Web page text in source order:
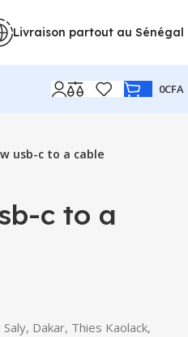
Livraison partout au Sénégal
0CFA
usb-c to a cable
c to a
Dakar, Thies Kaolack,